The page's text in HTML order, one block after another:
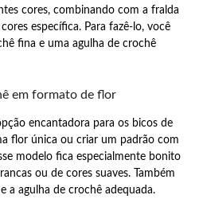
cores, combinando com a fralda
específica. Para fazê-lo, você
fina e uma agulha de crochê
em formato de flor
encantadora para os bicos de
flor única ou criar um padrão com
modelo fica especialmente bonito
ou de cores suaves. Também
a agulha de crochê adequada.